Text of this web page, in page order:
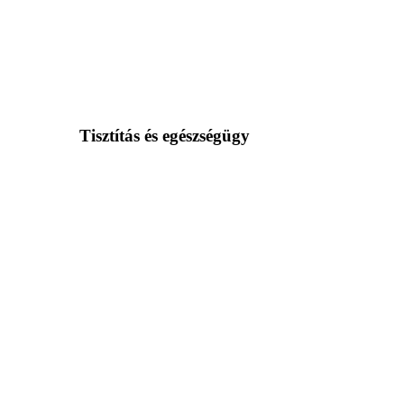
Tisztítás és egészségügy